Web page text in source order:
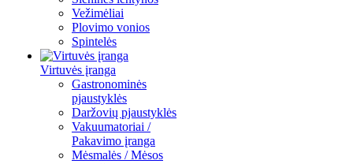
Vežimėliai
Plovimo vonios
Spintelės
Virtuvės įranga
Gastronominės
pjaustyklės
Daržovių pjaustyklės
Vakuumatoriai /
Pakavimo įranga
Mėsmalės / Mėsos